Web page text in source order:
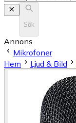
Sök
Annons
Mikrofoner
Hem
Ljud & Bild